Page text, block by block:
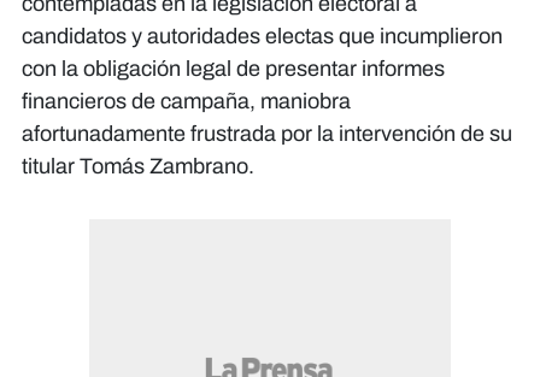
candidatos y autoridades electas que incumplieron
con la obligación legal de presentar informes
financieros de campaña, maniobra
afortunadamente frustrada por la intervención de su
titular Tomás Zambrano.